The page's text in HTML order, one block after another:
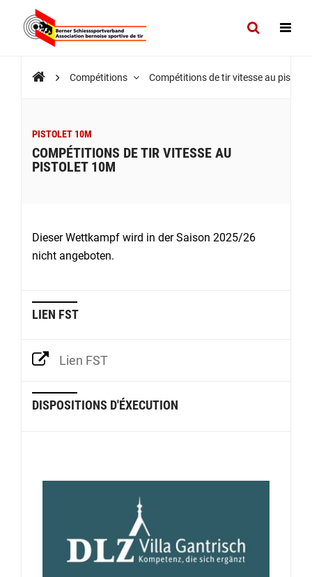
Compétitions Compétitions de tir vitesse au
PISTOLET 10M
COMPÉTITIONS DE TIR VITESSE AU
PISTOLET 10M
Dieser Wettkampf wird in der Saison 2025/26
nicht angeboten.
LIEN FST
Lien FST
DISPOSITIONS D'ÉXECUTION